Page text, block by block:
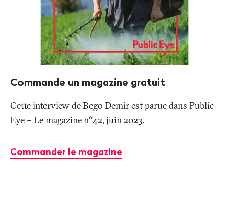
Commande un magazine gratuit
Cette interview de Bego Demir est parue dans Public
Eye – Le magazine n°42, juin 2023.
Commander le magazine